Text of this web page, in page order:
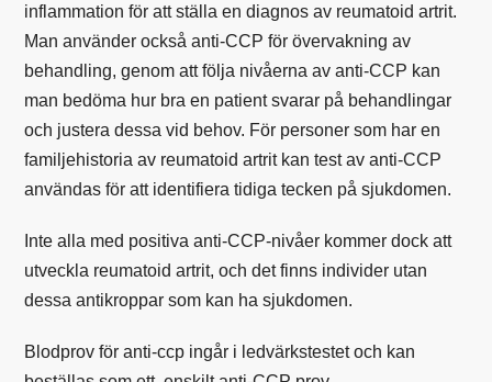
inflammation för att ställa en diagnos av reumatoid artrit.
Man använder också anti-CCP för övervakning av
behandling, genom att följa nivåerna av anti-CCP kan
man bedöma hur bra en patient svarar på behandlingar
och justera dessa vid behov. För personer som har en
familjehistoria av reumatoid artrit kan test av anti-CCP
användas för att identifiera tidiga tecken på sjukdomen.
Inte alla med positiva anti-CCP-nivåer kommer dock att
utveckla reumatoid artrit, och det finns individer utan
dessa antikroppar som kan ha sjukdomen.
Blodprov för anti-ccp ingår i ledvärkstestetoch kan